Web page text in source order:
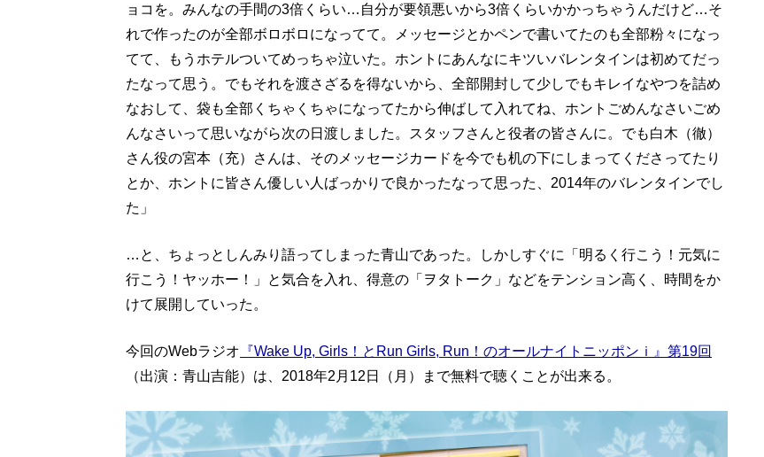
ョコを。みんなの手間の3倍くらい…自分が要領悪いから3倍くらいかかっちゃうんだけど…そ
れで作ったのが全部ボロボロになってて。メッセージとかペンで書いてたのも全部粉々になっ
てて、もうホテルついてめっちゃ泣いた。ホントにあんなにキツいバレンタインは初めてだっ
たなって思う。でもそれを渡さざるを得ないから、全部開封して少しでもキレイなやつを詰め
なおして、袋も全部くちゃくちゃになってたから伸ばして入れてね、ホントごめんなさいごめ
んなさいって思いながら次の日渡しました。スタッフさんと役者の皆さんに。でも白木（徹）
さん役の宮本（充）さんは、そのメッセージカードを今でも机の下にしまってくださってたり
とか、ホントに皆さん優しい人ばっかりで良かったなって思った、2014年のバレンタインでし
た」
…と、ちょっとしんみり語ってしまった青山であった。しかしすぐに「明るく行こう！元気に
行こう！ヤッホー！」と気合を入れ、得意の「ヲタトーク」などをテンション高く、時間をか
けて展開していった。
今回のWebラジオ 『Wake Up, Girls！とRun Girls, Run！のオールナイトニッポンｉ』第19回
（出演：青山吉能）は、2018年2月12日（月）まで無料で聴くことが出来る。